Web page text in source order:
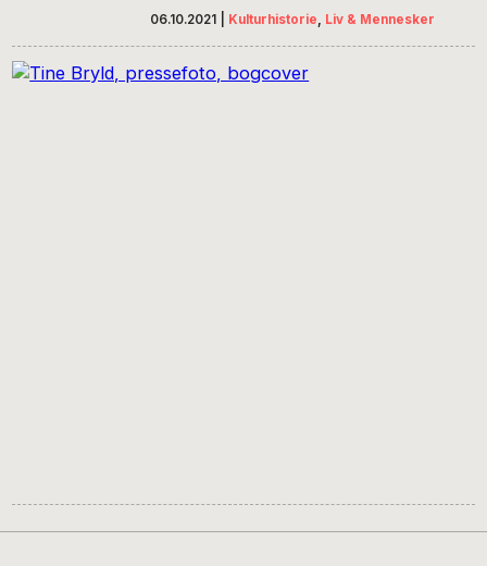
06.10.2021 Kulturhistorie, Liv & Mennesker